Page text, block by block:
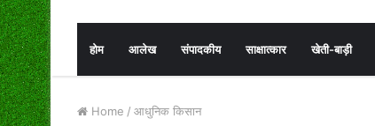
होम आलेख संपादकीय साक्षात्कार खेती-बाड़ी
Home / आधुनिक किसान